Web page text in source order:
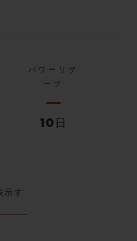
パワーリザ
ーブ
10日
示す